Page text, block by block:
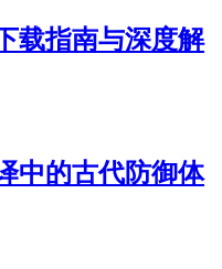
载指南与深度解
中的古代防御体